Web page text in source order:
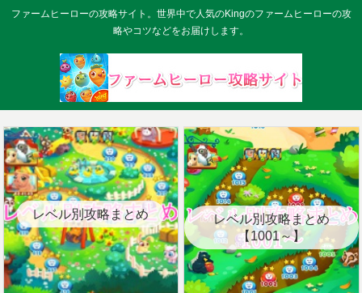
ファームヒーローの攻略サイト。世界中で人気のKingのファームヒーローの攻
略やコツなどをお届けします。
レベル別攻略まとめ
レベル別攻略まとめ
【1001～】